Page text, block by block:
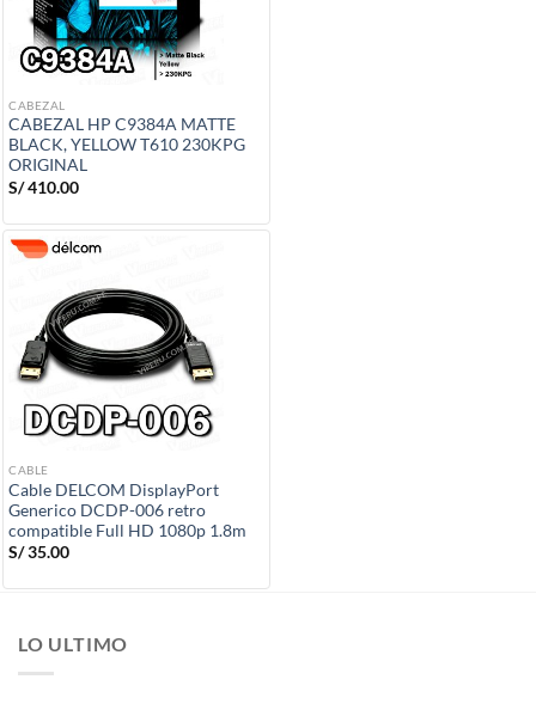
CABEZAL
CABEZAL HP C9384A MATTE
BLACK, YELLOW T610 230KPG
ORIGINAL
S/410.00
CABLE
Cable DELCOM DisplayPort
Generico DCDP-006 retro
compatible Full HD 1080p 1.8m
S/35.00
LO ULTIMO